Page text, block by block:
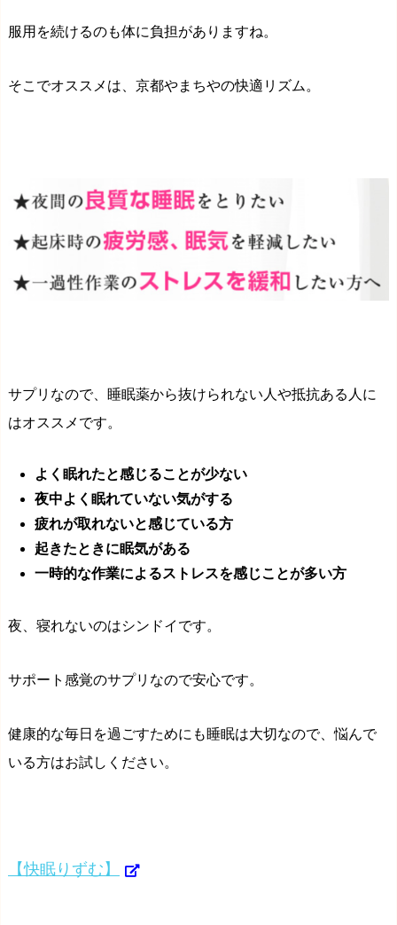
服用を続けるのも体に負担がありますね。
そこでオススメは、京都やまちやの快適リズム。
サプリなので、睡眠薬から抜けられない人や抵抗ある人に
はオススメです。
よく眠れたと感じることが少ない
夜中よく眠れていない気がする
疲れが取れないと感じている方
起きたときに眠気がある
一時的な作業によるストレスを感じことが多い方
夜、寝れないのはシンドイです。
サポート感覚のサプリなので安心です。
健康的な毎日を過ごすためにも睡眠は大切なので、悩んで
いる方はお試しください。
【快眠りずむ】